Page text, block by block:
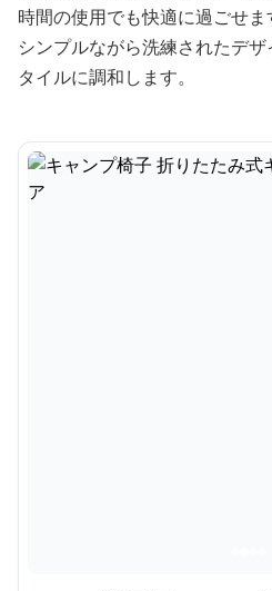
時間の使用でも快適に過ごせま
シンプルながら洗練されたデ
タイルに調和します。